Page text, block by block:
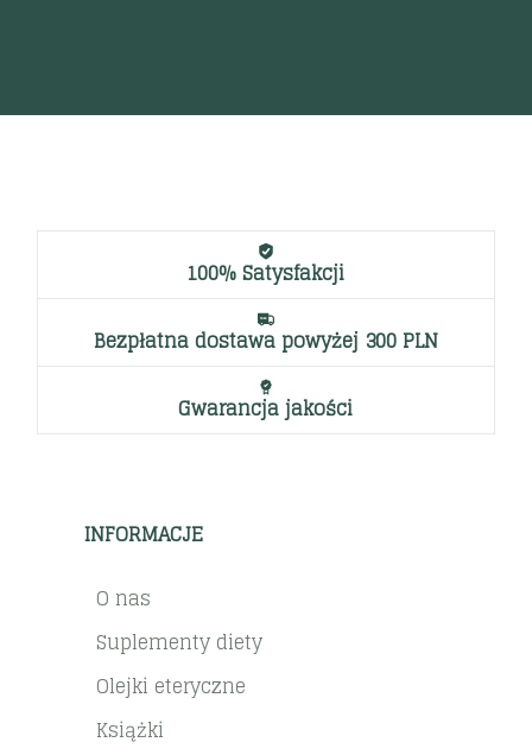
100% Satysfakcji
Bezpłatna dostawa powyżej 300 PLN
Gwarancja jakości
INFORMACJE
O nas
Suplementy diety
Olejki eteryczne
Książki